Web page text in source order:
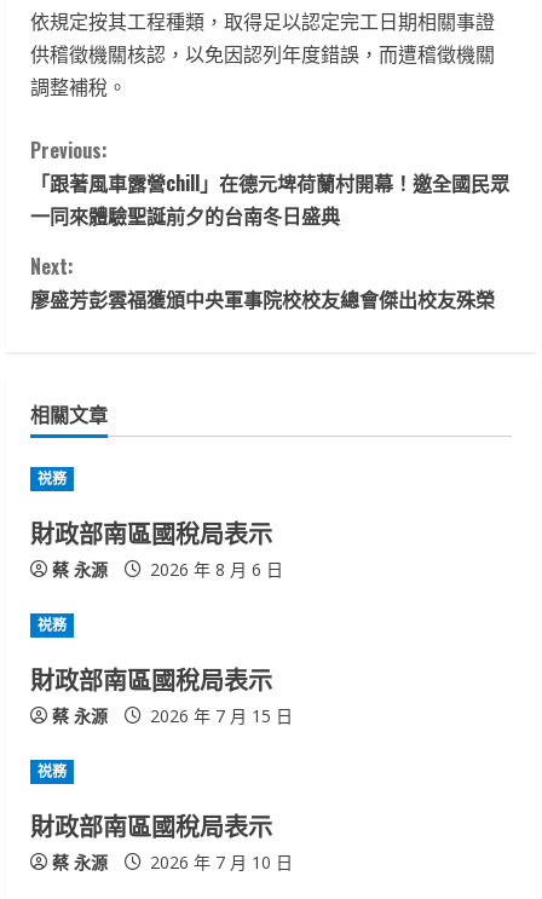
依規定按其工程種類，取得足以認定完工日期相關事證
供稽徵機關核認，以免因認列年度錯誤，而遭稽徵機關
調整補稅。
C
o
n
t
n
u
e
R
e
a
d
i
n
g
Previous:
「跟著風車露營chill」在德元埤荷蘭村開幕！邀全國民眾
一同來體驗聖誕前夕的台南冬日盛典
Next:
廖盛芳彭雲福獲頒中央軍事院校校友總會傑出校友殊榮
相關文章
祱務
財政部南區國稅局表示
蔡 永源 2026 年 8 月 6 日
祱務
財政部南區國稅局表示
蔡 永源 2026 年 7 月 15 日
祱務
財政部南區國稅局表示
蔡 永源 2026 年 7 月 10 日